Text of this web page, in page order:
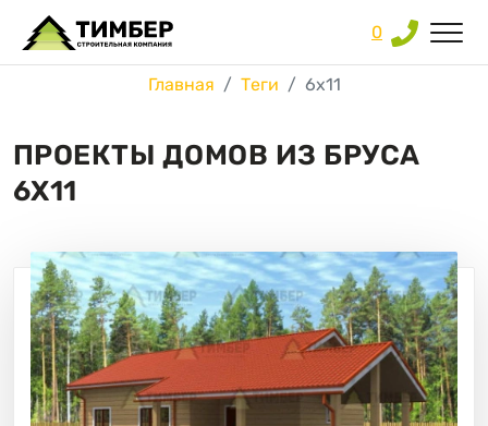
0
Главная Теги 6х11
ПРОЕКТЫ ДОМОВ ИЗ БРУСА
6Х11